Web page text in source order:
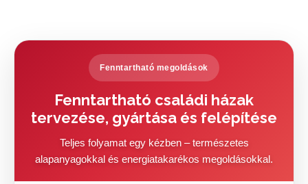
Fenntartható megoldások
Fenntartható családi házak
tervezése, gyártása és felépítése
Teljes folyamat egy kézben – természetes
alapanyagokkal és energiatakarékos megoldásokkal.